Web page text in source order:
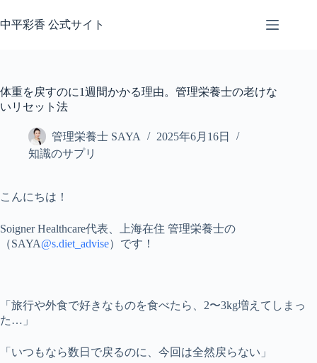
ン
ス
キ
中平彩香 公式サイト
体重を戻すのに1週間かかる理由。管理栄養士の老けな
いリセット法
管理栄養士 SAYA
2025年6月16日
知識のサプリ
こんにちは！
Soigner Healthcare代表、上海在住 管理栄養士の
（SAYA@s.diet_advise）です！
「旅行や外食で好きなものを食べたら、 2〜3kg増えてしまっ
た…」
「いつもなら数日で戻るのに、 今回は全然戻らない」